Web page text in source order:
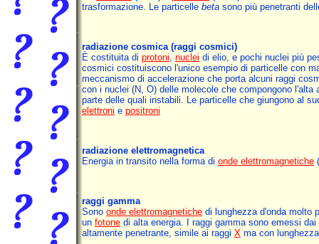
trasformazione. Le particelle beta sono più penetranti
radiazione cosmica (raggi cosmici)
È costituita di protoni nuclei di elio, e pochi nuclei più
cosmici costituiscono l'unico esempio di particelle con
meccanismo di accelerazione che porta alcuni raggi
con i nuclei (N, O) delle molecole che compongono
parte delle quali instabili. Le particelle che giungono al
elettroni e positroni
radiazione elettromagnetica
Energia in transito nella forma di onde elettromagnetiche (
raggi gamma
Sono onde elettromagnetiche di lunghezza d'onda molto
un fotone di alta energia. I raggi gamma sono emessi dai
altamente penetrante, simile ai raggi X ma con